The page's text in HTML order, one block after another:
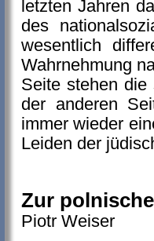
letzten Jahren
des
wesentlich
Wahrnehmung
Seite stehen die
der anderen
immer wieder
Leiden der
Zur
Piotr Weiser